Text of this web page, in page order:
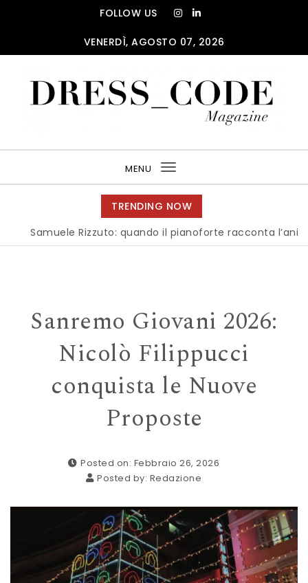
FOLLOW US
VENERDÌ, AGOSTO 07, 2026
MENU
Toggle
navigation
TRENDING NOW
Samuele Rizzuto: quando il pianoforte racconta l’anima
Sanremo Giovani 2026:
Nicolò Filippucci
conquista le Nuove
Proposte
Posted on: Febbraio 26, 2026
Posted by: Redazione